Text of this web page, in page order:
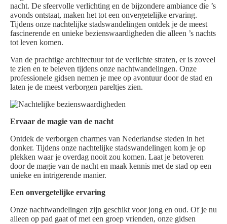
nacht. De sfeervolle verlichting en de bijzondere ambiance die ’s
avonds ontstaat, maken het tot een onvergetelijke ervaring.
Tijdens onze nachtelijke stadswandelingen ontdek je de meest
fascinerende en unieke bezienswaardigheden die alleen ’s nachts
tot leven komen.
Van de prachtige architectuur tot de verlichte straten, er is zoveel
te zien en te beleven tijdens onze nachtwandelingen. Onze
professionele gidsen nemen je mee op avontuur door de stad en
laten je de meest verborgen pareltjes zien.
Ervaar de magie van de nacht
Ontdek de verborgen charmes van Nederlandse steden in het
donker. Tijdens onze nachtelijke stadswandelingen kom je op
plekken waar je overdag nooit zou komen. Laat je betoveren
door de magie van de nacht en maak kennis met de stad op een
unieke en intrigerende manier.
Een onvergetelijke ervaring
Onze nachtwandelingen zijn geschikt voor jong en oud. Of je nu
alleen op pad gaat of met een groep vrienden, onze gidsen